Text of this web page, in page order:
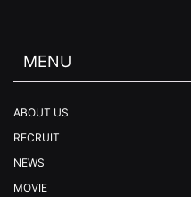
MENU
ABOUT US
RECRUIT
NEWS
MOVIE